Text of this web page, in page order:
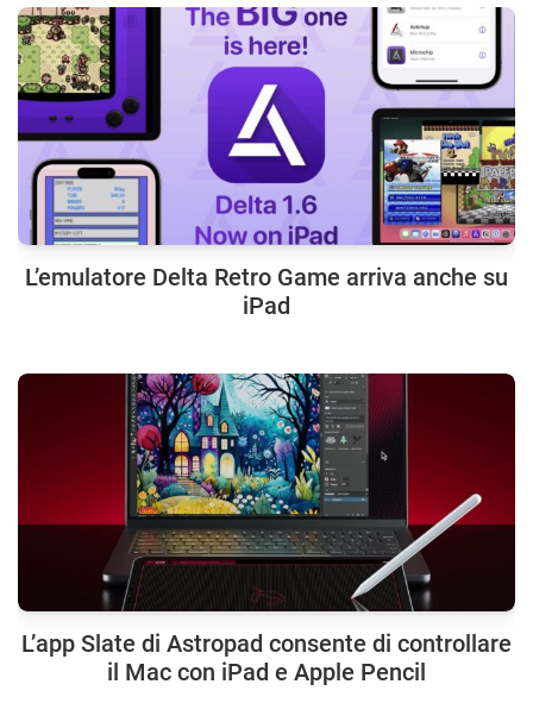
L’emulatore Delta Retro Game arriva anche su
iPad
L’app Slate di Astropad consente di controllare
il Mac con iPad e Apple Pencil